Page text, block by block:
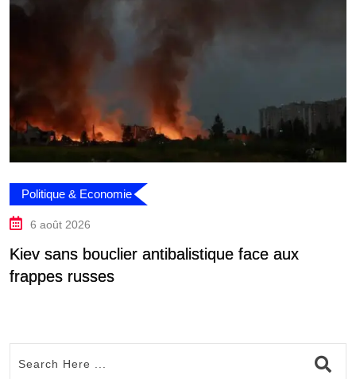
Politique & Economie
6 août 2026
Kiev sans bouclier antibalistique face aux
frappes russes